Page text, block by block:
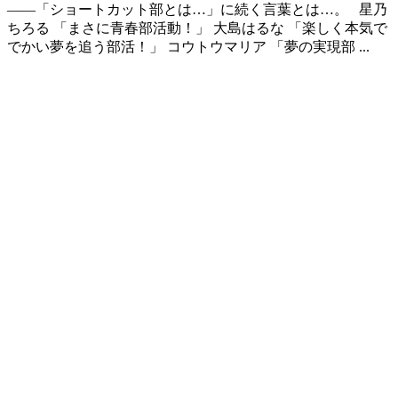
――「ショートカット部とは…」に続く言葉とは…。 星乃
ちろる 「まさに青春部活動！」 大島はるな 「楽しく本気で
でかい夢を追う部活！」 コウトウマリア 「夢の実現部 ...